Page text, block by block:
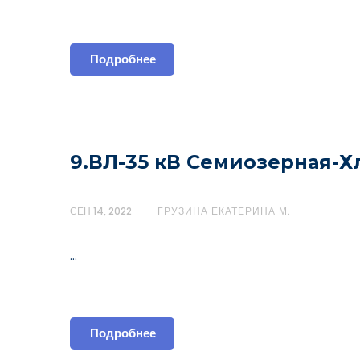
Подробнее
9.ВЛ-35 кВ Семиозерная-
СЕН 14, 2022 ГРУЗИНА ЕКАТЕРИНА М.
…
Подробнее